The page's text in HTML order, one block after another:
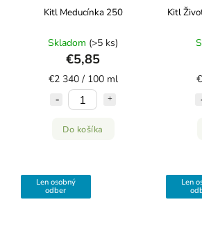
Kitl Meducínka 250
Skladom (>5 ks)
€5,85
€2 340 / 100 ml
Do košíka
Kitl
Len osobný
odber
Len